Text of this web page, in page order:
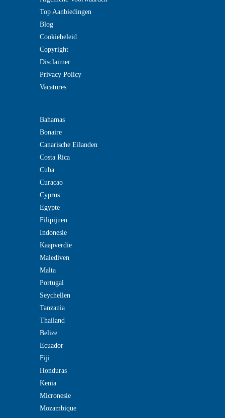
Top Aanbiedingen
Blog
Cookiebeleid
Copyright
Disclaimer
Privacy Policy
Vacatures
Bahamas
Bonaire
Canarische Eilanden
Costa Rica
Cuba
Curacao
Cyprus
Egypte
Filipijnen
Indonesie
Kaapverdie
Malediven
Malta
Portugal
Seychellen
Tanzania
Thailand
Belize
Ecuador
Fiji
Honduras
Kenia
Micronesie
Mozambique